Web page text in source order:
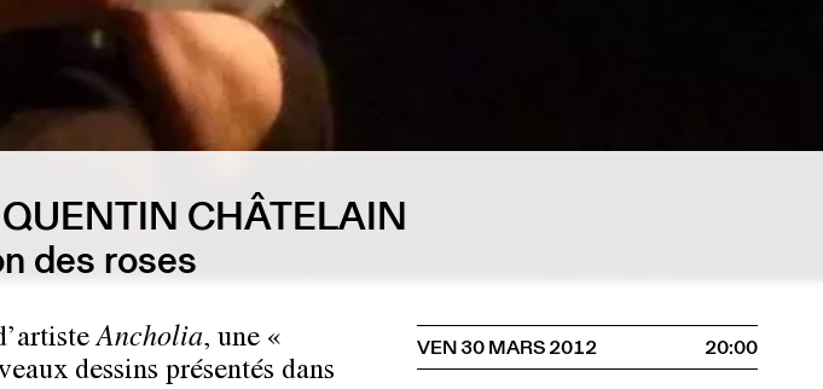
CHÂTELAIN
des roses
Ancholia, une «
dessins présentés dans
VEN 30 MARS 2012 20:00